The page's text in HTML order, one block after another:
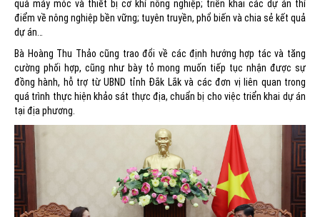
quả máy móc và thiết bị cơ khí nông nghiệp; triển khai các dự án thí
điểm về nông nghiệp bền vững; tuyên truyền, phổ biến và chia sẻ kết quả
dự án…
Bà Hoàng Thu Thảo cũng trao đổi về các định hướng hợp tác và tăng
cường phối hợp, cũng như bày tỏ mong muốn tiếp tục nhận được sự
đồng hành, hỗ trợ từ UBND tỉnh Đắk Lắk và các đơn vị liên quan trong
quá trình thực hiện khảo sát thực địa, chuẩn bị cho việc triển khai dự án
tại địa phương.